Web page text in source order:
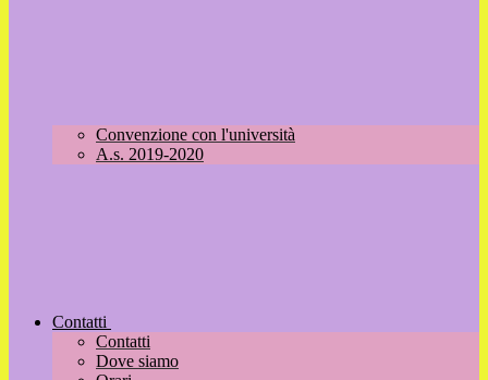
Convenzione con l'università
A.s. 2019-2020
Contatti
Contatti
Dove siamo